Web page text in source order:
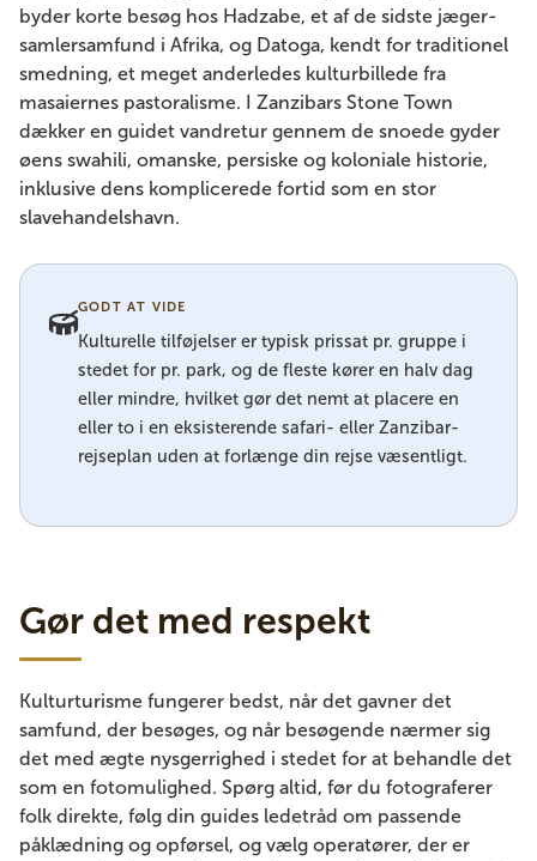
byder korte besøg hos Hadzabe, et af de sidste jæger-
samlersamfund i Afrika, og Datoga, kendt for traditionel
smedning, et meget anderledes kulturbillede fra
masaiernes pastoralisme. I Zanzibars Stone Town
dækker en guidet vandretur gennem de snoede gyder
øens swahili, omanske, persiske og koloniale historie,
inklusive dens komplicerede fortid som en stor
slavehandelshavn.
GODT AT VIDE
Kulturelle tilføjelser er typisk prissat pr. gruppe i
stedet for pr. park, og de fleste kører en halv dag
eller mindre, hvilket gør det nemt at placere en
eller to i en eksisterende safari- eller Zanzibar-
rejseplan uden at forlænge din rejse væsentligt.
Gør det med respekt
Kulturturisme fungerer bedst, når det gavner det
samfund, der besøges, og når besøgende nærmer sig
det med ægte nysgerrighed i stedet for at behandle det
som en fotomulighed. Spørg altid, før du fotograferer
folk direkte, følg din guides ledetråd om passende
påklædning og opførsel, og vælg operatører, der er